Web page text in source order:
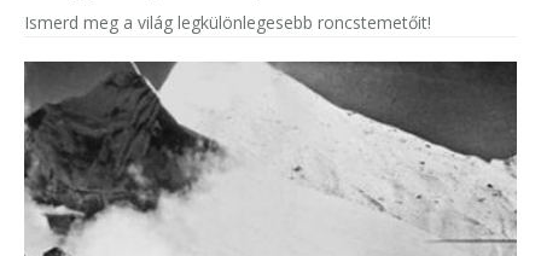
Ismerd meg a világ legkülönlegesebb roncstemetőit!